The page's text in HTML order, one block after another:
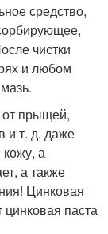
средство,
чистки
и любом
от прыщей,
и т. д. даже
а
а также
Цинковая
паста